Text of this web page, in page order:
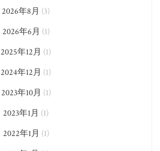
2026年8月 (3)
2026年6月 (1)
2025年12月 (1)
2024年12月 (1)
2023年10月 (1)
2023年1月 (1)
2022年1月 (1)